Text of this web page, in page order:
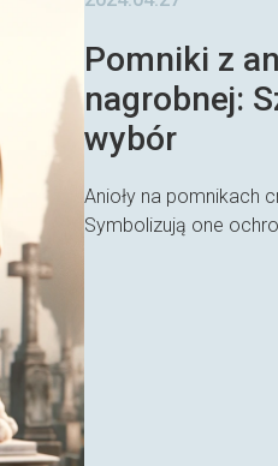
Pomniki z
nagrobnej:
wybór
Anioły na pomnikach
Symbolizują one